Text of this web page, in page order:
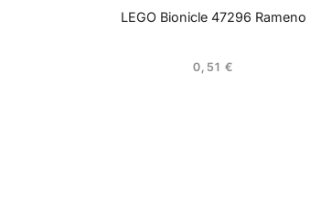
LEGO Bionicle 47296 Rameno
0,51€